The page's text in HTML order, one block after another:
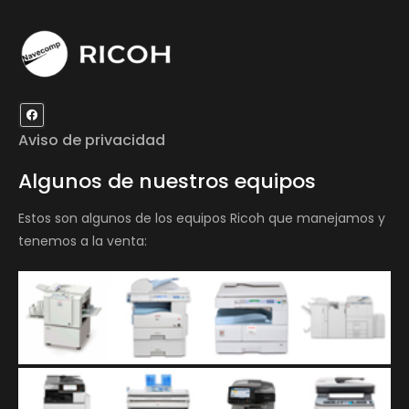
Aviso de privacidad
Algunos de nuestros equipos
Estos son algunos de los equipos Ricoh que manejamos y
tenemos a la venta: